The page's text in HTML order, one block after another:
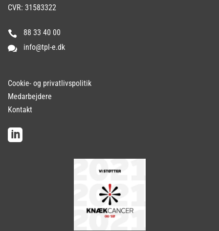
CVR: 31583322

88 33 40 00

info@tpl-e.dk
Cookie- og privatlivspolitik
Medarbejdere
Kontakt
